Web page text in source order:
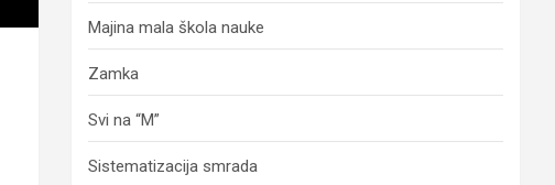
Majina mala škola nauke
Zamka
Svi na “M”
Sistematizacija smrada